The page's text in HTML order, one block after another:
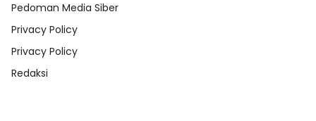
Pedoman Media Siber
Privacy Policy
Privacy Policy
Redaksi